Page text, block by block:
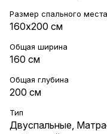
Размер спального места
160х200 см
Общая ширина
160 см
Общая глубина
200 см
Тип
Двуспальные